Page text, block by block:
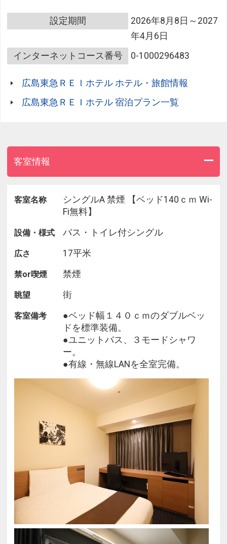
◇広島東急REIホテルはここがオススメ！◇
エレベーターにはカードキーによるセキュリティー
システムを採用で安心！
24時～6時は正面エントランスを施錠、ご宿泊者様
のみカードキーで出入り可能で安全！
チェックイン後やお休み前のホッとひといきにぜひ
ご利用ください。
テイクアウト用カップもご用意いたしております♪
●こだわりの寝具
オリジナルベッド「NAGOMI」＆オリジナルピロー
●全館Wi-Fi利用可能(無料)
全館Wi-Fi利用無料！客室には有線LANも完備！
さらに携帯充電器(多機種対応)も全室完備しており
一日の疲れを癒やし、新しい一日をさわやかに迎え
ていただくため、
3モード対応のマッサージ機能付きシャワーヘッド
●全室消臭除菌スプレーリセッシュ完備
長期のご滞在にもうれしいランドリーコーナーを完
洗濯機、乾燥機のご利用無料！ (洗剤のみ有料で販
●ご好評の便利な立地
広島市の中心部にあり、ビジネスや観光の拠点に最
適！
コンビニは、徒歩1分圏内にローソン・セブンイレ
ブンあり
お買い物は、パルコ、デパート(三越・福屋)、東急
設定期間
2026年8月8日～2027
年4月6日
インターネットコース番号
0-1000296483
広島東急ＲＥＩホテル ホテル・旅館情報
広島東急ＲＥＩホテル 宿泊プラン一覧
客室情報
客室名称
シングルA 禁煙 【ベッド140ｃｍ Wi-
Fi無料】
設備・様式 バス・トイレ付シングル
広さ 17平米
禁or喫煙 禁煙
眺望 街
客室備考
●ベッド幅１４０ｃｍのダブルベッ
ドを標準装備。
●ユニットバス、３モードシャワ
ー。
●有線・無線LANを全室完備。